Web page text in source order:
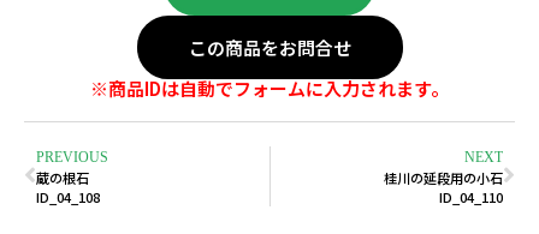
この商品をお問合せ
※商品IDは自動でフォームに入力されます。
PREVIOUS
蔵の根石
ID_04_108
NEXT
桂川の延段用の小石
ID_04_110